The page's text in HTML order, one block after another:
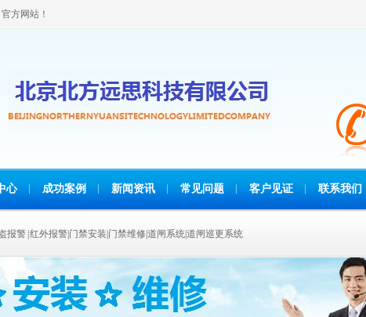
方网站！
心 成功案例 新闻资讯 常见问题 客户见证 联系我们
报警 | 红外报警|门禁安装|门禁维修|道闸系统|道闸巡更系统